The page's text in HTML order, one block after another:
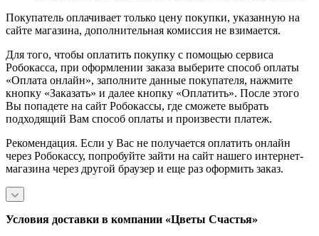
Покупатель оплачивает только цену покупки, указанную на
сайте магазина, дополнительная комиссия не взимается.
Для того, чтобы оплатить покупку с помощью сервиса
Робокасса, при оформлении заказа выберите способ оплаты
«Оплата онлайн», заполните данные покупателя, нажмите
кнопку «Заказать» и далее кнопку «Оплатить». После этого
Вы попадете на сайт Робокассы, где сможете выбрать
подходящий Вам способ оплаты и произвести платеж.
Рекомендация. Если у Вас не получается оплатить онлайн
через Робокассу, попробуйте зайти на сайт нашего интернет-
магазина через другой браузер и еще раз оформить заказ.
Условия доставки в компании «Цветы Счастья»